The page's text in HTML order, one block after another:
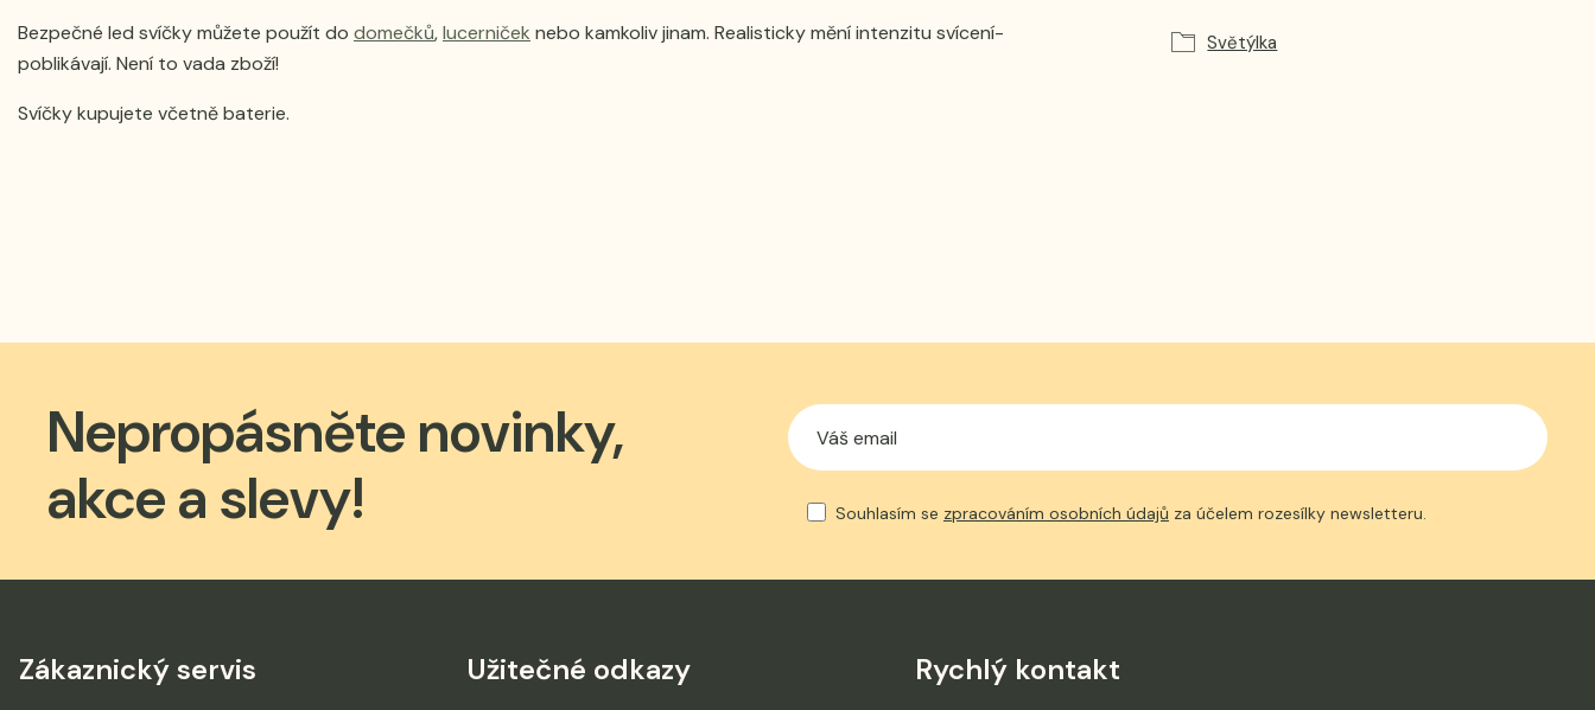
Bezpečné led svíčky můžete použít do domečků,lucerniček nebo kamkoliv jinam. Realisticky mění intenzitu svícení-
poblikávají. Není to vada zboží!
Svíčky kupujete včetně baterie.
Světýlka
Nepropásněte novinky,
akce a slevy!
Souhlasím se zpracováním osobních údajů za účelem rozesílky newsletteru.
Zákaznický servis Užitečné odkazy Rychlý kontakt